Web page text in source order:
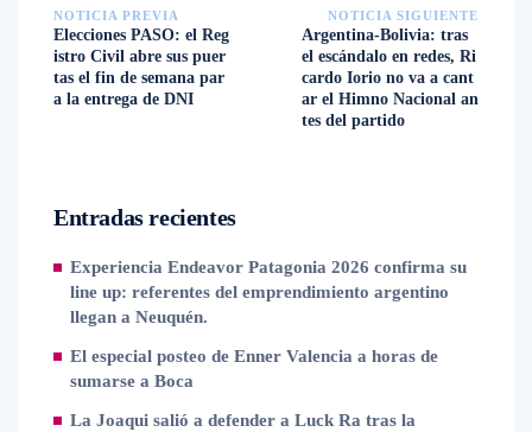
NOTICIA PREVIA
Elecciones PASO: el Reg
istro Civil abre sus puer
tas el fin de semana par
a la entrega de DNI
NOTICIA SIGUIENTE
Argentina-Bolivia: tras
el escándalo en redes, Ri
cardo Iorio no va a cant
ar el Himno Nacional an
tes del partido
Entradas recientes
Experiencia Endeavor Patagonia 2026 confirma su
line up: referentes del emprendimiento argentino
llegan a Neuquén.
El especial posteo de Enner Valencia a horas de
sumarse a Boca
La Joaqui salió a defender a Luck Ra tras la